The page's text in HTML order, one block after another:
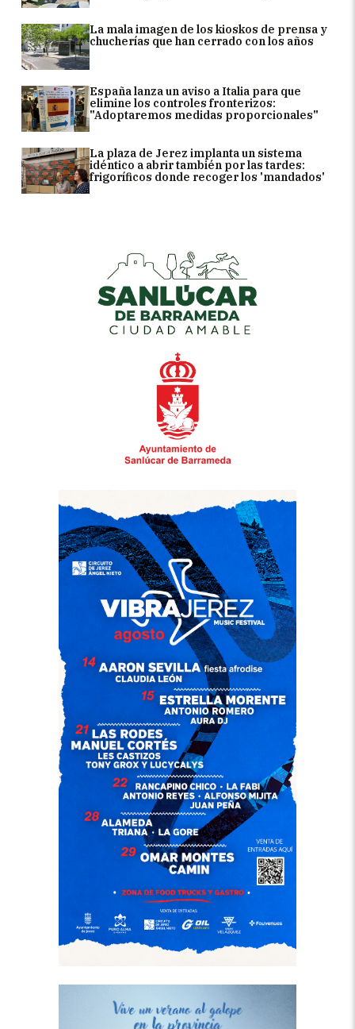
La mala imagen de los kioskos de prensa y
chucherías que han cerrado con los años
España lanza un aviso a Italia para que
elimine los controles fronterizos:
"Adoptaremos medidas proporcionales"
La plaza de Jerez implanta un sistema
idéntico a abrir también por las tardes:
frigoríficos donde recoger los 'mandados'